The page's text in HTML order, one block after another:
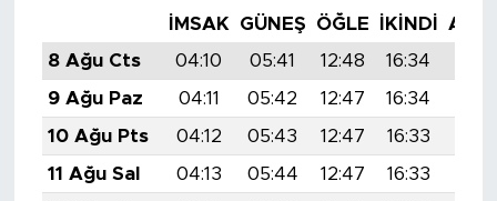
İMSAK GÜNEŞ ÖĞLE İKINDI
8 Ağu Cts
04:10 05:41 12:48 16:34
9 Ağu Paz
04:11 05:42 12:47 16:34
10 Ağu Pts
04:12 05:43 12:47 16:33
11 Ağu Sal
04:13 05:44 12:47 16:33